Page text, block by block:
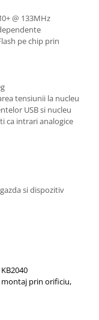
@ 133MHz
pe chip prin
tensiunii la nucleu
USB si nucleu
ca intrari analogice
si dispozitiv
prin orificiu,